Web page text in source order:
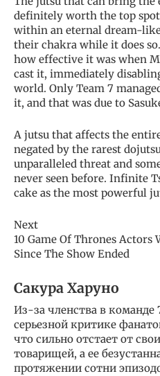
definitely worth the top
within an eternal dream-
their chakra while it does
how effective it was when
cast it, immediately
world. Only Team 7
it, and that was due to
A jutsu that affects the
negated by the rarest
unparalleled threat and
never seen before. Infinite
cake as the most powerful
Next
10 Game Of Thrones Actors
Since The Show Ended
Сакура Харуно
Из-за членства в команде
серьезной критике
что сильно отстает от
товарищей, а ее
протяжении сотни